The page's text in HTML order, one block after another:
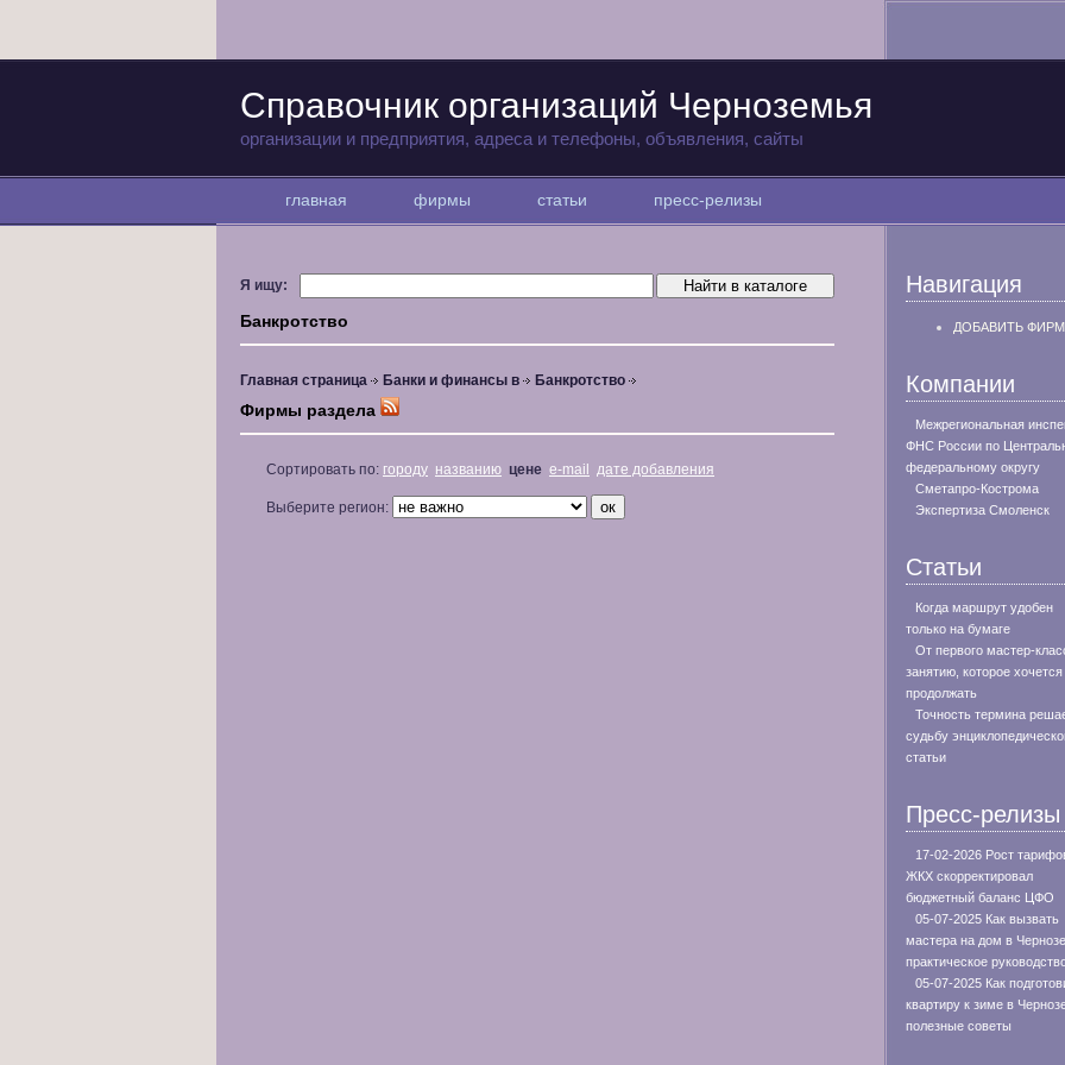
Справочник организаций Черноземья
организации и предприятия, адреса и телефоны, объявления, сайты
главная фирмы статьи пресс-релизы
Я ищу:
Банкротство
Главная страница Банки и финансы в Банкротство
Фирмы раздела
Сортировать по: городу названию цене e-mail дате добавления
Выберите регион:
Навигация
ДОБАВИТЬ
Компании
Межрегиональная
ФНС России по
федеральному округу
Сметапро-Кострома
Экспертиза Смоленск
Статьи
Когда маршрут удобен
только на бумаге
От первого мастер-
занятию, которое хочется
продолжать
Точность термина
судьбу
статьи
Пресс-релизы
17-02-2026 Рост
ЖКХ скорректировал
бюджетный баланс ЦФО
05-07-2025 Как вызвать
мастера на дом в
практическое
05-07-2025 Как
квартиру к зиме в
полезные советы